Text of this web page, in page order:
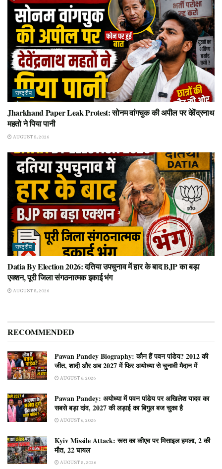
राष्ट्रीय
Jharkhand Paper Leak Protest: सोनम वांगचुक की अपील पर देवेंद्रनाथ
महतो ने पिया पानी
AUGUST 5, 2026
राष्ट्रीय
Datia By Election 2026: दतिया उपचुनाव में हार के बाद BJP का बड़ा
एक्शन, पूरी जिला संगठनात्मक इकाई भंग
AUGUST 5, 2026
RECOMMENDED
Pawan Pandey Biography: कौन हैं पवन पांडेय? 2012 की
जीत, शादी और अब 2027 में फिर अयोध्या से चुनावी मैदान में
AUGUST 6, 2026
Pawan Pandey: अयोध्या में पवन पांडेय पर अखिलेश यादव का
सबसे बड़ा दांव, 2027 की लड़ाई का बिगुल बज चुका है
AUGUST 6, 2026
Kyiv Missile Attack: रूस का कीएव पर मिसाइल हमला, 2 की
मौत, 22 घायल
AUGUST 5, 2026